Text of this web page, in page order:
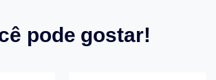
pode gostar!